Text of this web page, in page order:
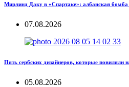
Мирлинд Даку в «Спартаке»: албанская бомба
07.08.2026
Пять сербских дизайнеров, которые
05.08.2026